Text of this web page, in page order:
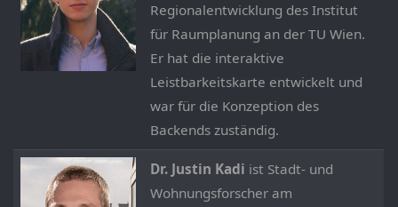
Regionalentwicklung des Institut
für Raumplanung an der TU Wien.
Er hat die interaktive
Leistbarkeitskarte entwickelt und
war für die Konzeption des
Backends zuständig.
Dr. Justin Kadi ist Stadt- und
Wohnungsforscher am